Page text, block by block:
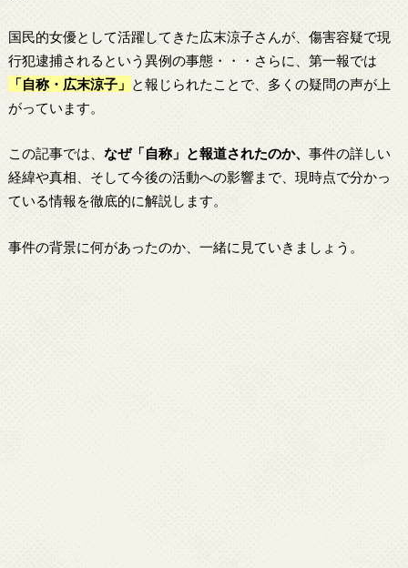
国民的女優として活躍してきた広末涼子さんが、傷害容疑で現
行犯逮捕されるという異例の事態・・・さらに、第一報では
「自称・広末涼子」 と報じられたことで、多くの疑問の声が上
がっています。
この記事では、 なぜ「自称」と報道されたのか、 事件の詳しい
経緯や真相、そして今後の活動への影響まで、現時点で分かっ
ている情報を徹底的に解説します。
事件の背景に何があったのか、一緒に見ていきましょう。